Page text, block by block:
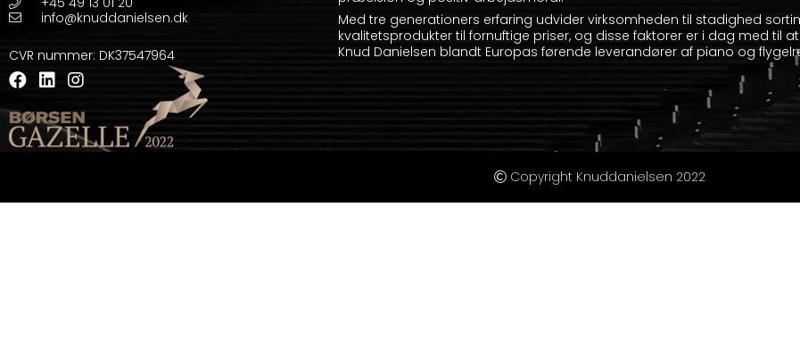
info@knuddanielsen.dk
CVR nummer: DK37547964
Med tre generationers erfaring udvider virksomheden til stadighed
kvalitetsprodukter til fornuftige priser, og disse faktorer er i dag med til
Knud Danielsen blandt Europas førende leverandører af piano og
Copyright Knuddanielsen 2022